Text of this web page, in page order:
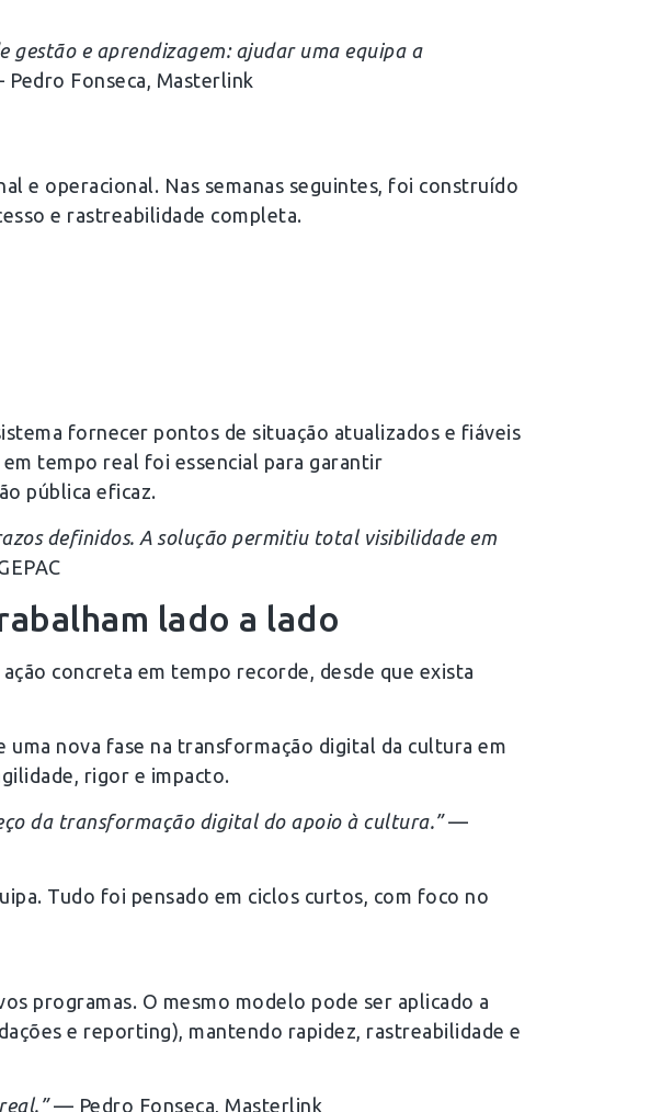
e aprendizagem: ajudar uma equipa a
Pedro Fonseca, Masterlink
e operacional. Nas semanas seguintes, foi construído
e rastreabilidade completa.
fornecer pontos de situação atualizados e fiáveis
tempo real foi essencial para garantir
pública eficaz.
definidos. A solução permitiu total visibilidade em
lado a lado
concreta em tempo recorde, desde que exista
nova fase na transformação digital da cultura em
rigor e impacto.
da transformação digital do apoio à cultura.”—
Tudo foi pensado em ciclos curtos, com foco no
programas. O mesmo modelo pode ser aplicado a
e reporting), mantendo rapidez, rastreabilidade e
— Pedro Fonseca, Masterlink